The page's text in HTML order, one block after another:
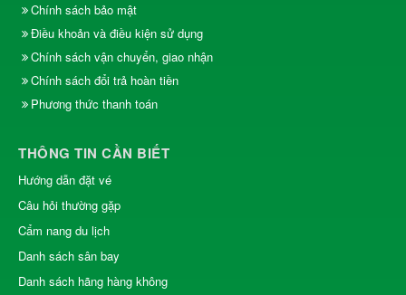
Chính sách bảo mật
Điều khoản và điều kiện sử dụng
Chính sách vận chuyển, giao nhận
Chính sách đổi trả hoàn tiền
Phương thức thanh toán
THÔNG TIN CẦN BIẾT
Hướng dẫn đặt vé
Câu hỏi thường gặp
Cẩm nang du lịch
Danh sách sân bay
Danh sách hãng hàng không